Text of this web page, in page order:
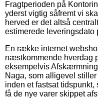
Fragtperioden på
yderst vigtig såfremt vi
herved er det altså
estimerede
En række internet
næstkommende hverdag
eksempelvis
Naga, som alligevel
inden et fastsat
få de nye varer skippet